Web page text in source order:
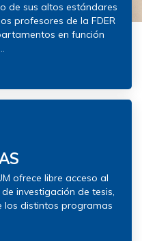
de sus altos estándares
profesores de la FDER
en función
ofrece libre acceso al
investigación de tesis,
los distintos programas